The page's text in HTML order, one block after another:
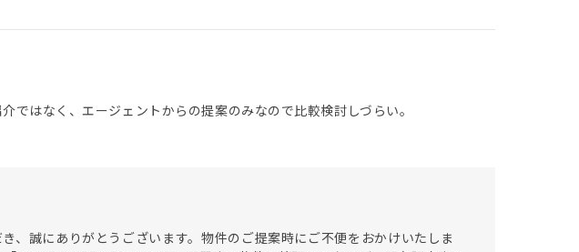
ではなく、エージェントからの提案のみなので比較検討しづらい。
、誠にありがとうございます。物件のご提案時にご不便をおかけいたしま